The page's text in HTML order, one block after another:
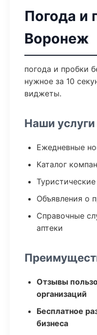
Погода и
Воронеж
погода и пробки
нужное за 10
виджеты.
Наши услуги
Ежедневные
Каталог
Объявления о
Справочные
аптеки
Отзывы
организаций
Бесплатное
бизнеса